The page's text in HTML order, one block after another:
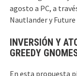
agosto a PC, a
Nautlander y Future
INVERSIÓN Y
GREEDY
En esta propuesta